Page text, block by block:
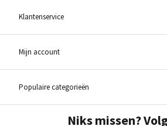
Klantenservice
Mijn account
Populaire categorieën
Niks missen?